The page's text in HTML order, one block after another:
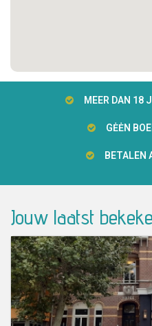
MEER DAN 18
GĖĖN
BETALEN
Jouw laatst